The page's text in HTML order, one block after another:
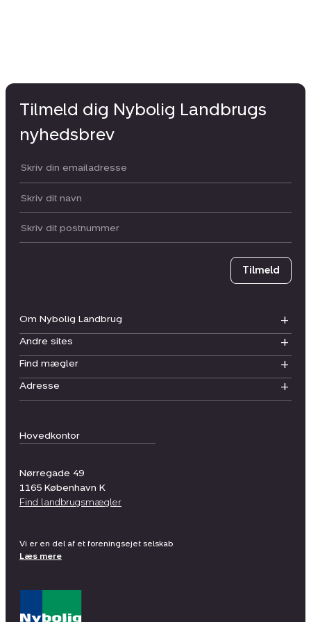
Hovedkontor
Nørregade 49
1165 København K
Find landbrugsmægler
Om Nybolig Landbrug
Andre sites
Find mægler
Adresse
Tilmeld dig Nybolig Landbrugs
nyhedsbrev
Din email:
Dit navn:
Postnummer
Tilmeld
Vi er en del af et foreningsejet selskab
Læs mere